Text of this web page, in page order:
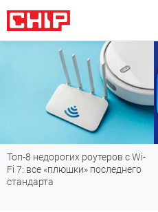
Подпишись на наш канал в
мессенджере МАХ